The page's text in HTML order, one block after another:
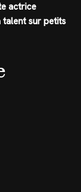
actrice
talent sur petits